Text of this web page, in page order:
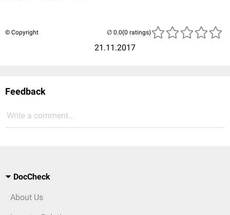
© Copyright
21.11.2017
(0 ratings)
Feedback
Write a comment...
DocCheck
About Us